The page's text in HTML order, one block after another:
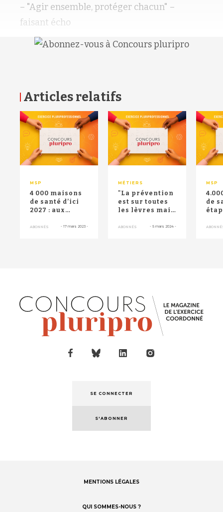
– "Agir ensemble, protéger chacun" –
faisant écho
Articles relatifs
MSP
4 000 maisons
de santé d’ici
2027 : aux
d’AVECsanté,
ABONNÉS - 17 mars 2023 -
MÉTIERS
"La prévention
est sur toutes
les lèvres mais
modèle pe...
ABONNÉS - 5 mars 2024 -
MSP
de
RETOUR HAUT DE PAGE
SE CONNECTER
S'ABONNER
MENTIONS LÉGALES
QUI SOMMES-NOUS ?